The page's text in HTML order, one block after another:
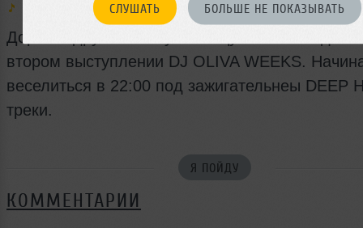
СЛУШАТЬ БОЛЬШЕ НЕ ПОКАЗЫВАТЬ
Deep House
Дорогие друзья. В эту пятницу 21.02.15 ждем
втором выступлении DJ OLIVA WEEKS.
веселиться в 22:00 под зажигательнеы DEEP
треки.
Я ПОЙДУ
КОММЕНТАРИИ